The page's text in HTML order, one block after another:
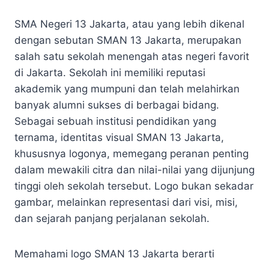
SMA Negeri 13 Jakarta, atau yang lebih dikenal
dengan sebutan SMAN 13 Jakarta, merupakan
salah satu sekolah menengah atas negeri favorit
di Jakarta. Sekolah ini memiliki reputasi
akademik yang mumpuni dan telah melahirkan
banyak alumni sukses di berbagai bidang.
Sebagai sebuah institusi pendidikan yang
ternama, identitas visual SMAN 13 Jakarta,
khususnya logonya, memegang peranan penting
dalam mewakili citra dan nilai-nilai yang dijunjung
tinggi oleh sekolah tersebut. Logo bukan sekadar
gambar, melainkan representasi dari visi, misi,
dan sejarah panjang perjalanan sekolah.
Memahami logo SMAN 13 Jakarta berarti